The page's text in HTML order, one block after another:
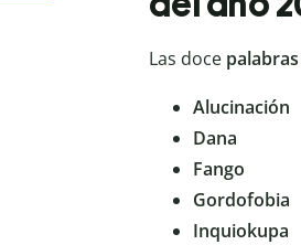
Las doce palabras
Alucinación
Dana
Fango
Gordofobia
Inquiokupa